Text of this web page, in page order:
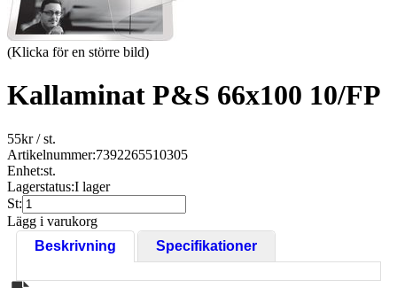
(Klicka för en större bild)
Kallaminat P&S 66x100 10/FP
55kr/ st.
Artikelnummer:7392265510305
Enhet:st.
Lagerstatus:I lager
St:
Lägg i varukorg
Beskrivning
Specifikationer